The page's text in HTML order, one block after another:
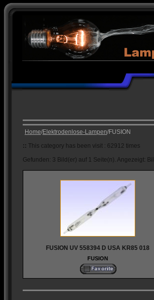
Home/Elektrodenlose-Lampen/FUSION
:: This category has been visit : 62912 times
Gefunden: 3 Bild(er) auf 1 Seite(n). Angezeigt:
FUSION UV 558394 D USA KR85 018
FUSION